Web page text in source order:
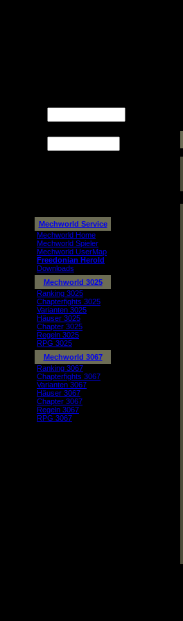
Mechworld Service
Mechworld Home
Mechworld Spieler
Mechworld UserMap
Freedonian Herold
Downloads
Mechworld 3025
Ranking 3025
Chapterfights 3025
Varianten 3025
Häuser 3025
Chapter 3025
Regeln 3025
RPG 3025
Mechworld 3067
Ranking 3067
Chapterfights 3067
Varianten 3067
Häuser 3067
Chapter 3067
Regeln 3067
RPG 3067